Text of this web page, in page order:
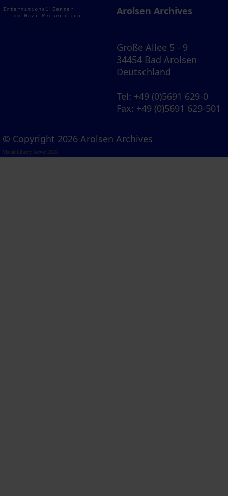
Arolsen Archives
Große Allee 5 - 9
34454 Bad Arolsen
Deutschland
Tel: +49 (0)5691 629-0
Fax: +49 (0)5691 629-501
© Copyright 2026 Arolsen Archives
Visual Library Server 2026